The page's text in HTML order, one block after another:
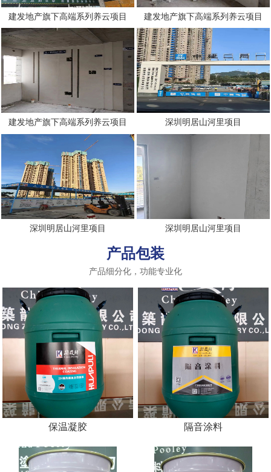
建发地产旗下高端系列养云项目 建发地产旗下高端系列养云项目
建发地产旗下高端系列养云项目 深圳明居山河里项目
深圳明居山河里项目 深圳明居山河里项目
产品包装
产品细分化，功能专业化
保温凝胶 隔音涂料